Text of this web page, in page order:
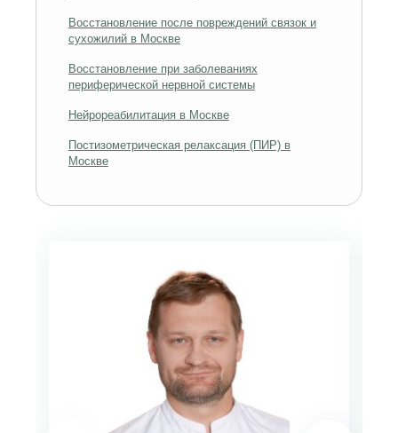
Восстановление после повреждений связок и
сухожилий в Москве
Восстановление при заболеваниях
периферической нервной системы
Нейрореабилитация в Москве
Постизометрическая релаксация (ПИР) в
Москве